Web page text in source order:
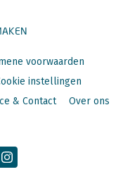
voorwaarden
instellingen
& Contact Over ons